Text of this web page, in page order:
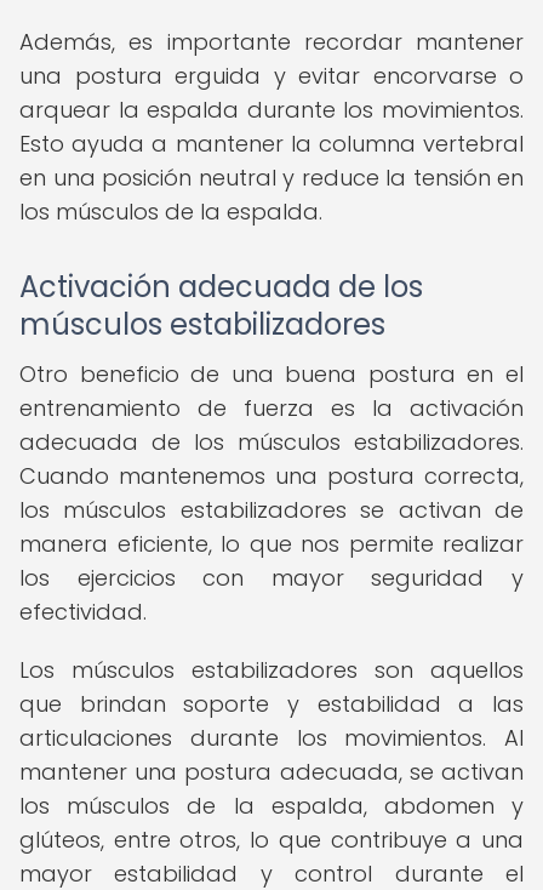
Además, es importante recordar mantener
una postura erguida y evitar encorvarse o
arquear la espalda durante los movimientos.
Esto ayuda a mantener la columna vertebral
en una posición neutral y reduce la tensión en
los músculos de la espalda.
Activación adecuada de los
músculos estabilizadores
Otro beneficio de una buena postura en el
entrenamiento de fuerza es la activación
adecuada de los músculos estabilizadores.
Cuando mantenemos una postura correcta,
los músculos estabilizadores se activan de
manera eficiente, lo que nos permite realizar
los ejercicios con mayor seguridad y
efectividad.
Los músculos estabilizadores son aquellos
que brindan soporte y estabilidad a las
articulaciones durante los movimientos. Al
mantener una postura adecuada, se activan
los músculos de la espalda, abdomen y
glúteos, entre otros, lo que contribuye a una
mayor estabilidad y control durante el